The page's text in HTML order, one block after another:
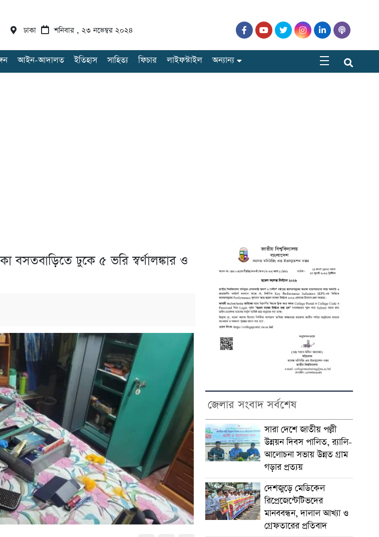
ঢাকা শনিবার , ২৩ নভেম্বর ২০২৪
আইন-আদালত ইতিহাস সাহিত্য ফিচার লাইফস্টাইল অন্যান্য
বসতবাড়িতে ঢুকে ৫ ভরি স্বর্ণালঙ্কার ও
জেলার সংবাদ সর্বশেষ
সারা দেশে জাতীয় পল্লী
উন্নয়ন দিবস পালিত, র‍্যালি-
আলোচনা সভায় উন্নত গ্রাম
গড়ার প্রত্যয়
দেশজুড়ে মেডিকেল
রিপ্রেজেন্টেটিভদের
মানববন্ধন, দালাল আখ্যা ও
গ্রেফতারের প্রতিবাদ